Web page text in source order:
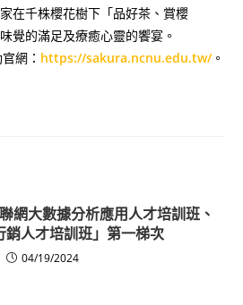
在千株櫻花樹下「品好茶、賞櫻
覺的滿足及療癒心靈的饗宴。
網： https://sakura.ncnu.edu.tw/。
網大數據分析應用人才培訓班、
銷人才培訓班」第一梯次
04/19/2024